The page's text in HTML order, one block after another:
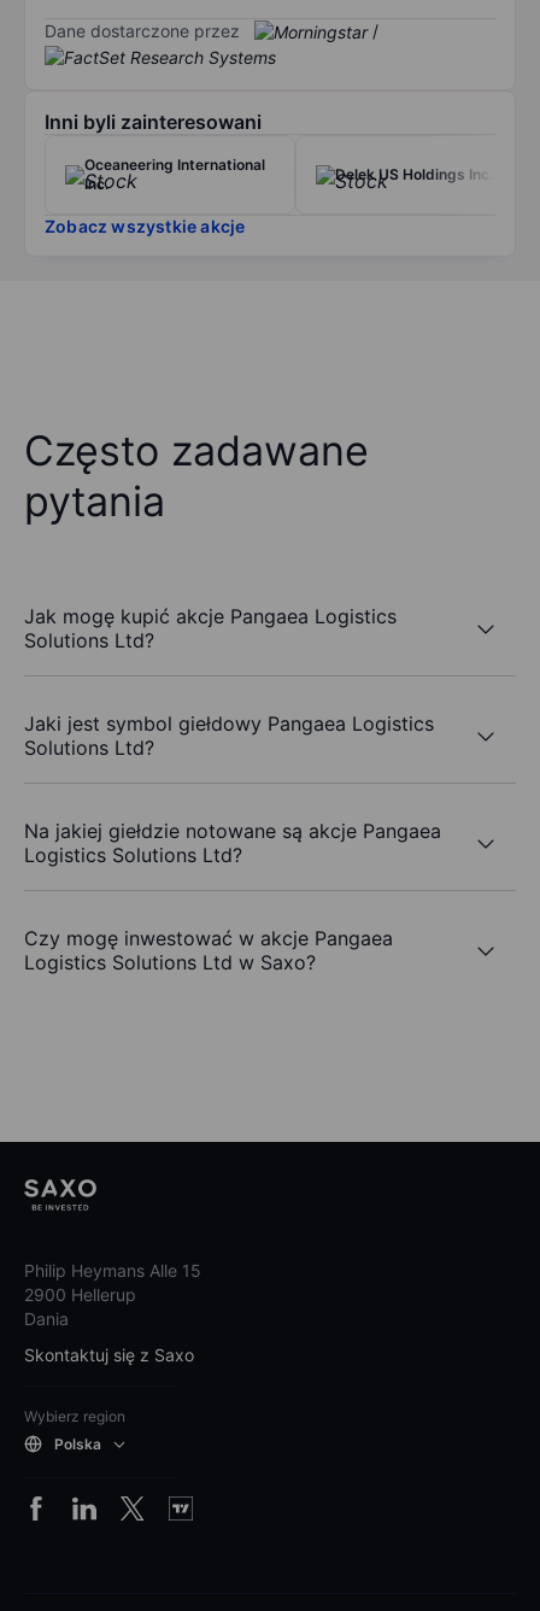
Dane dostarczone przez /
Inni byli zainteresowani
Oceaneering International
Inc.
Delek US Holdings Inc.
Zobacz wszystkie akcje
Często zadawane
pytania
Jak mogę kupić akcje Pangaea Logistics
Solutions Ltd?
Jaki jest symbol giełdowy Pangaea Logistics
Solutions Ltd?
Na jakiej giełdzie notowane są akcje Pangaea
Logistics Solutions Ltd?
Czy mogę inwestować w akcje Pangaea
Logistics Solutions Ltd w Saxo?
Philip Heymans Alle 15
2900 Hellerup
Dania
Skontaktuj się z Saxo
Wybierz region
Polska